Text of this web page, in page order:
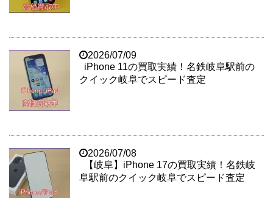
2026/07/09
iPhone 11の買取実績！名鉄岐阜駅前の
クイック岐阜でスピード査定
2026/07/08
【岐阜】iPhone 17の買取実績！名鉄岐
阜駅前のクイック岐阜でスピード査定